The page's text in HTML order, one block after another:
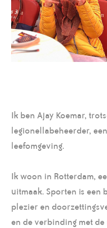
Ik ben Ajay Koemar,
legionellabeheerder,
leefomgeving.
Ik woon in Rotterdam,
uitmaak. Sporten is
plezier en
en de verbinding met